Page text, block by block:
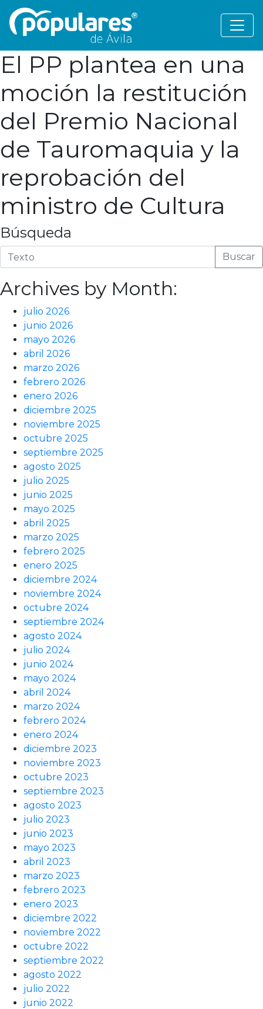
El PP plantea en una
moción la restitución
del Premio Nacional
de Tauromaquia y la
reprobación del
ministro de Cultura
Búsqueda
Buscar
Archives by Month:
julio 2026
junio 2026
mayo 2026
abril 2026
marzo 2026
febrero 2026
enero 2026
diciembre 2025
noviembre 2025
octubre 2025
septiembre 2025
agosto 2025
julio 2025
junio 2025
mayo 2025
abril 2025
marzo 2025
febrero 2025
enero 2025
diciembre 2024
noviembre 2024
octubre 2024
septiembre 2024
agosto 2024
julio 2024
junio 2024
mayo 2024
abril 2024
marzo 2024
febrero 2024
enero 2024
diciembre 2023
noviembre 2023
octubre 2023
septiembre 2023
agosto 2023
julio 2023
junio 2023
mayo 2023
abril 2023
marzo 2023
febrero 2023
enero 2023
diciembre 2022
noviembre 2022
octubre 2022
septiembre 2022
agosto 2022
julio 2022
junio 2022